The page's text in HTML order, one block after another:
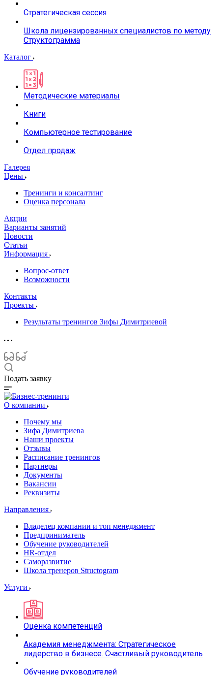
Стратегическая сессия
Школа лицензированных специалистов по методу
Структограмма
Каталог
Методические материалы
Книги
Компьютерное тестирование
Отдел продаж
Галерея
Цены
Тренинги и консалтинг
Оценка персонала
Акции
Варианты занятий
Новости
Статьи
Информация
Вопрос-ответ
Возможности
Контакты
Проекты
Результаты тренингов Зифы Димитриевой
Подать заявку
О компании
Почему мы
Зифа Димитриева
Наши проекты
Отзывы
Расписание тренингов
Партнеры
Документы
Вакансии
Реквизиты
Направления
Владелец компании и топ менеджмент
Предприниматель
Обучение руководителей
HR-отдел
Саморазвитие
Школа тренеров Structogram
Услуги
Оценка компетенций
Академия менеджмента: Стратегическое
лидерство в бизнесе. Счастливый руководитель
Обучение руководителей